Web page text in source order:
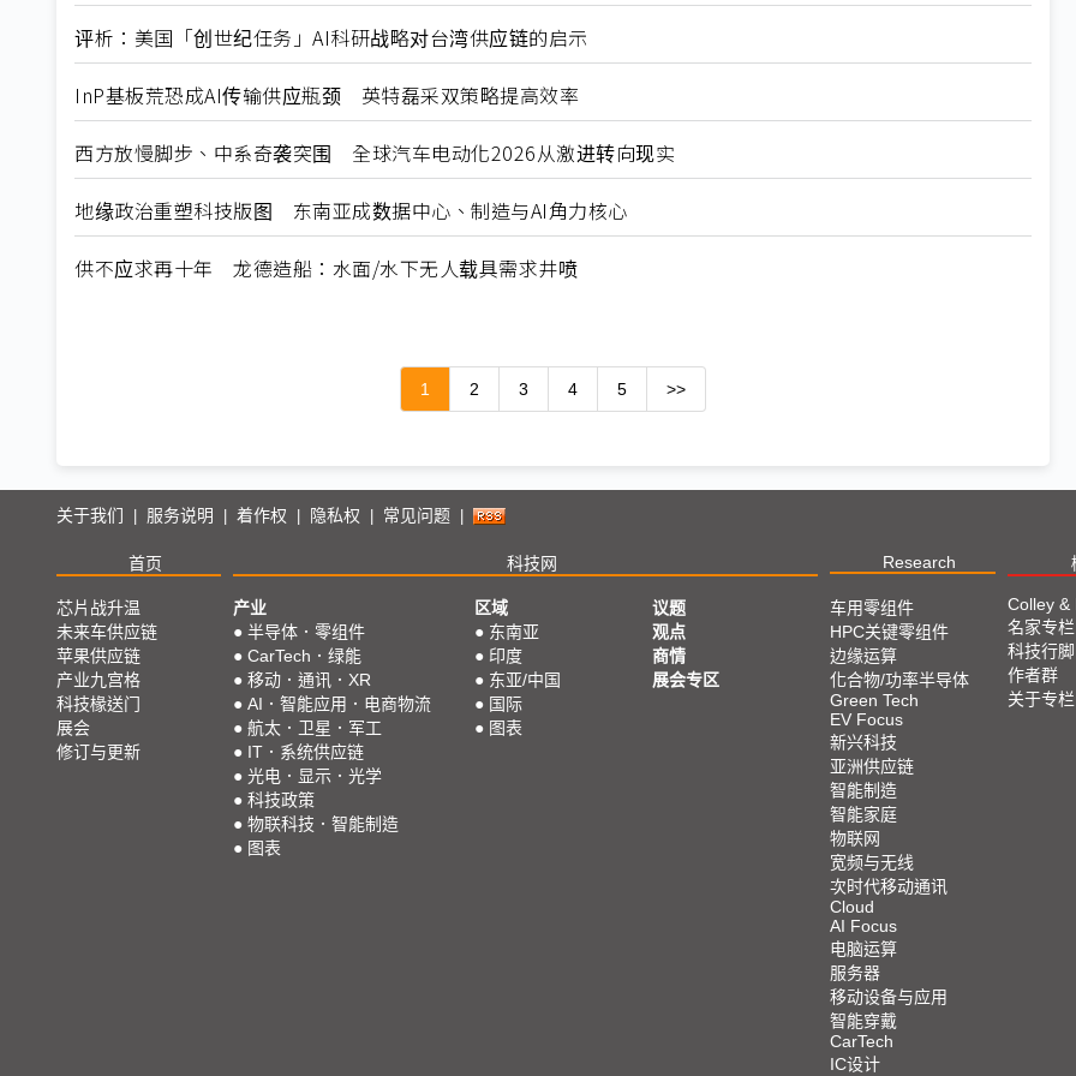
评析：美国「创世纪任务」AI科研战略对台湾供应链的启示
InP基板荒恐成AI传输供应瓶颈 英特磊采双策略提高效率
西方放慢脚步、中系奇袭突围 全球汽车电动化2026从激进转向现实
地缘政治重塑科技版图 东南亚成数据中心、制造与AI角力核心
供不应求再十年 龙德造船：水面/水下无人载具需求井喷
1 2 3 4 5 >>
关于我们 | 服务说明 | 着作权 | 隐私权 | 常见问题 |
首页 科技网 Research
芯片战升温
未来车供应链
苹果供应链
产业九宫格
科技椽送门
展会
修订与更新
产业
● 半导体．零组件
● CarTech．绿能
● 移动．通讯．XR
● AI．智能应用．电商物流
● 航太．卫星．军工
● IT．系统供应链
● 光电．显示．光学
● 科技政策
● 物联科技．智能制造
● 图表
区域
● 东南亚
● 印度
● 东亚/中国
● 国际
● 图表
议题
观点
商情
展会专区
车用零组件
HPC关键零组件
边缘运算
化合物/功率半导体
Green Tech
EV Focus
新兴科技
亚洲供应链
智能制造
智能家庭
物联网
宽频与无线
次时代移动通讯
Cloud
AI Focus
电脑运算
服务器
移动设备与应用
智能穿戴
CarTech
IC设计
Colley &
名家专栏
科技行脚
作者群
关于专栏